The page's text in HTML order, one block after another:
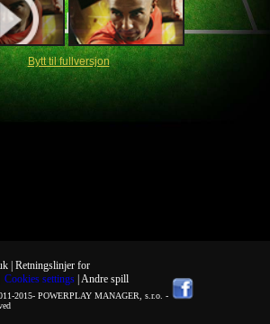
Bytt til fullversjon
| Retningslinjer for
Cookies settings | Andre spill
2015- POWERPLAY MANAGER, s.r.o. -